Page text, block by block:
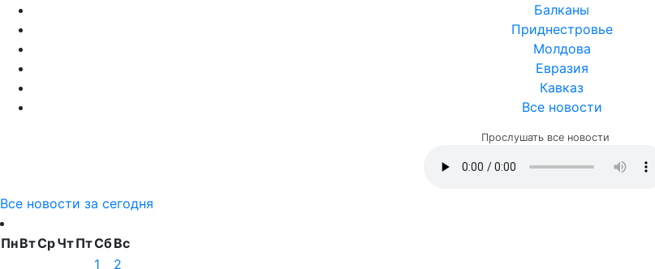
Балканы
Приднестровье
Молдова
Евразия
Кавказ
Все новости
Прослушать все новости
Все новости за сегодня
ПнВтСрЧтПтСбВс
1
2